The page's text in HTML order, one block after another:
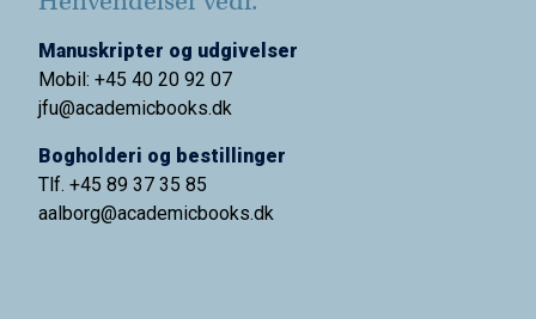
Manuskripter og udgivelser
Mobil: +45 40 20 92 07
jfu@academicbooks.dk
Bogholderi og bestillinger
Tlf. +45 89 37 35 85
aalborg@academicbooks.dk